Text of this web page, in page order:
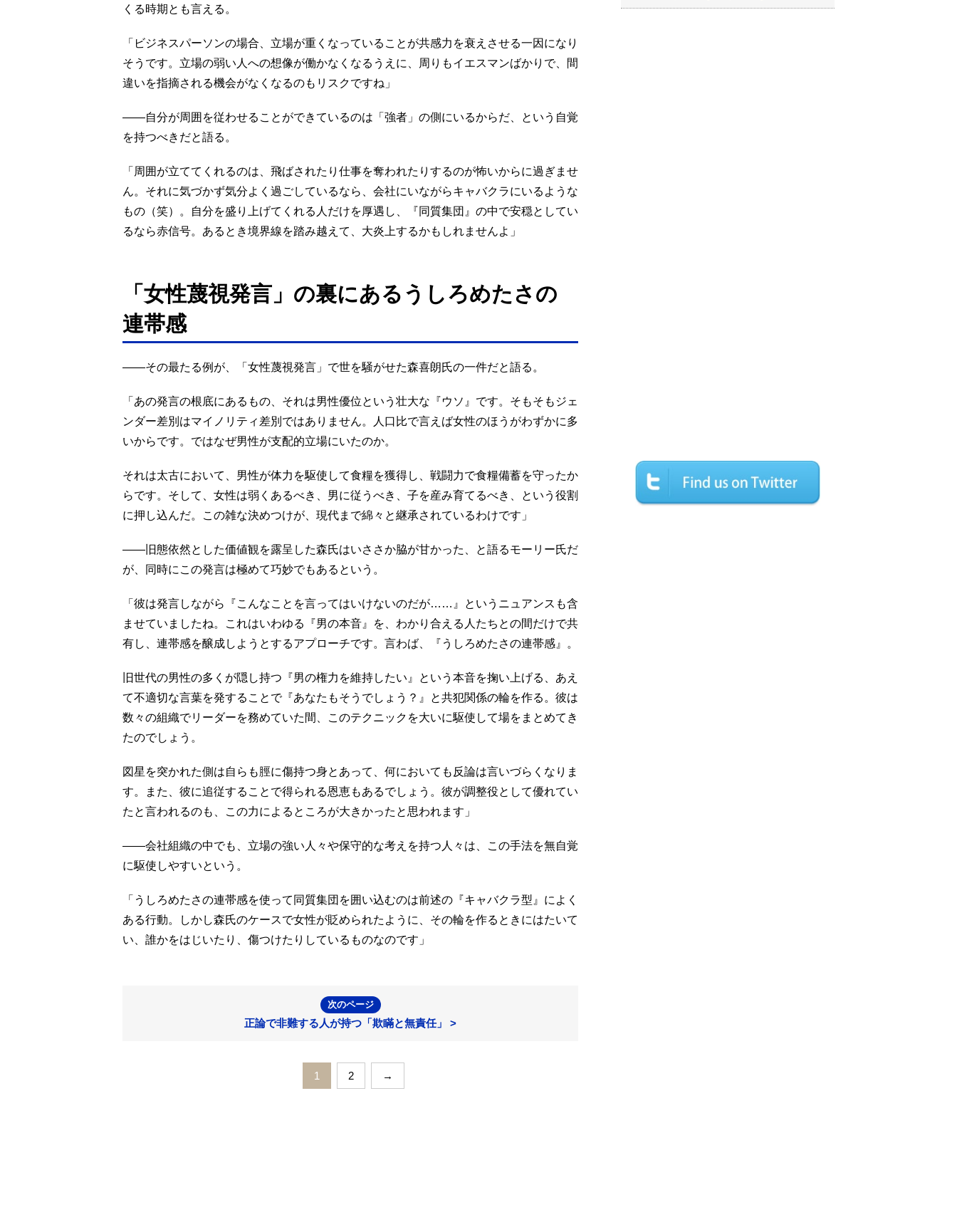
くる時期とも言える。
「ビジネスパーソンの場合、立場が重くなっていることが共感力を衰えさせる一因になり
そうです。立場の弱い人への想像が働かなくなるうえに、周りもイエスマンばかりで、間
違いを指摘される機会がなくなるのもリスクですね」
――自分が周囲を従わせることができているのは「強者」の側にいるからだ、という自覚
を持つべきだと語る。
「周囲が立ててくれるのは、飛ばされたり仕事を奪われたりするのが怖いからに過ぎませ
ん。それに気づかず気分よく過ごしているなら、会社にいながらキャバクラにいるような
もの（笑）。自分を盛り上げてくれる人だけを厚遇し、『同質集団』の中で安穏としてい
るなら赤信号。あるとき境界線を踏み越えて、大炎上するかもしれませんよ」
「女性蔑視発言」の裏にあるうしろめたさの
連帯感
――その最たる例が、「女性蔑視発言」で世を騒がせた森喜朗氏の一件だと語る。
「あの発言の根底にあるもの、それは男性優位という壮大な『ウソ』です。そもそもジェ
ンダー差別はマイノリティ差別ではありません。人口比で言えば女性のほうがわずかに多
いからです。ではなぜ男性が支配的立場にいたのか。
それは太古において、男性が体力を駆使して食糧を獲得し、戦闘力で食糧備蓄を守ったか
らです。そして、女性は弱くあるべき、男に従うべき、子を産み育てるべき、という役割
に押し込んだ。この雑な決めつけが、現代まで綿々と継承されているわけです」
――旧態依然とした価値観を露呈した森氏はいささか脇が甘かった、と語るモーリー氏だ
が、同時にこの発言は極めて巧妙でもあるという。
「彼は発言しながら『こんなことを言ってはいけないのだが……』というニュアンスも含
ませていましたね。これはいわゆる『男の本音』を、わかり合える人たちとの間だけで共
有し、連帯感を醸成しようとするアプローチです。言わば、『うしろめたさの連帯感』。
旧世代の男性の多くが隠し持つ『男の権力を維持したい』という本音を掬い上げる、あえ
て不適切な言葉を発することで『あなたもそうでしょう？』と共犯関係の輪を作る。彼は
数々の組織でリーダーを務めていた間、このテクニックを大いに駆使して場をまとめてき
たのでしょう。
図星を突かれた側は自らも脛に傷持つ身とあって、何においても反論は言いづらくなりま
す。また、彼に追従することで得られる恩恵もあるでしょう。彼が調整役として優れてい
たと言われるのも、この力によるところが大きかったと思われます」
――会社組織の中でも、立場の強い人々や保守的な考えを持つ人々は、この手法を無自覚
に駆使しやすいという。
「うしろめたさの連帯感を使って同質集団を囲い込むのは前述の『キャバクラ型』によく
ある行動。しかし森氏のケースで女性が貶められたように、その輪を作るときにはたいて
い、誰かをはじいたり、傷つけたりしているものなのです」
次のページ
正論で非難する人が持つ「欺瞞と無責任」 >
1 2 →